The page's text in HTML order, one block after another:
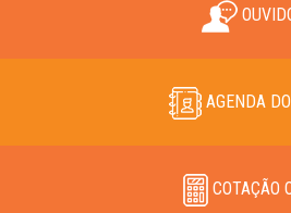
AGENDA
COTAÇÃO